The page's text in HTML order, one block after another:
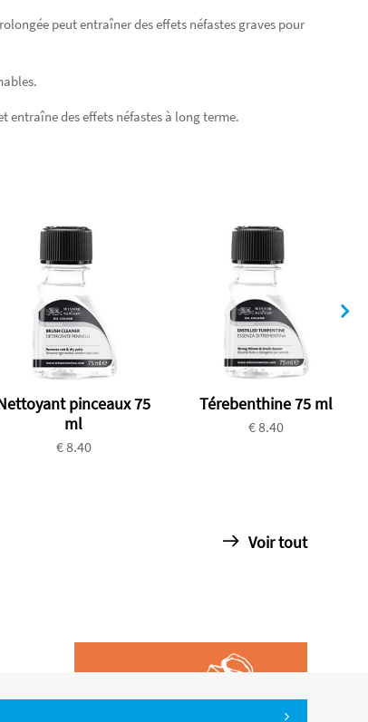
peut entraîner des effets néfastes graves pour
entraîne des effets néfastes à long terme.
pinceaux 75
ml
€ 8.40
Térebenthine 75 ml
€ 8.40
Voir tout